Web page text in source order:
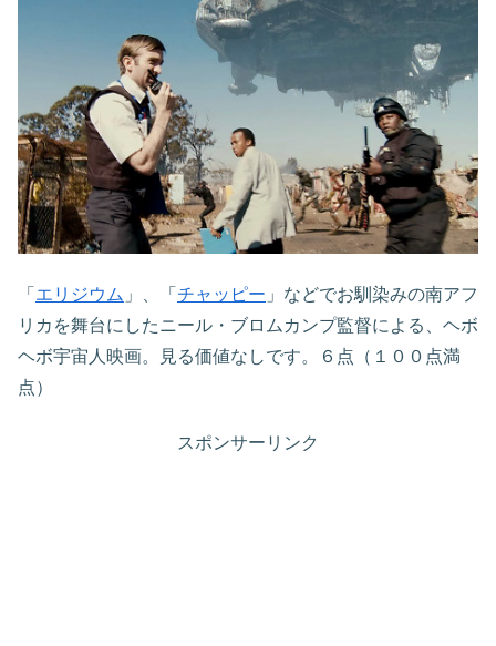
「 エリジウム 」、「 チャッピー 」などでお馴染みの南アフ
リカを舞台にしたニール・ブロムカンプ監督による、ヘボ
ヘボ宇宙人映画。見る価値なしです。６点（１００点満
点）
スポンサーリンク